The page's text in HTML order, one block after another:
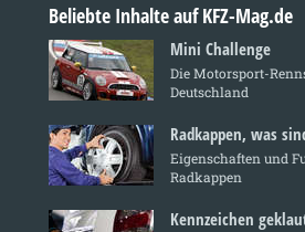
Beliebte Inhalte auf KFZ-Mag.de
Mini Challenge
Die Motorsport-
Deutschland
Radkappen, was
Eigenschaften und
Radkappen
Kennzeichen